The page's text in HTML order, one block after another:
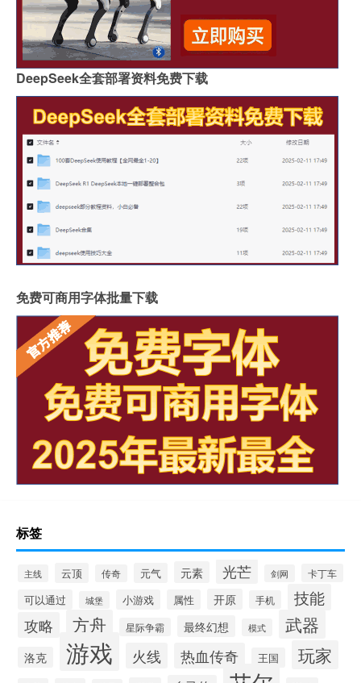
DeepSeek全套部署资料免费下载
免费可商用字体批量下载
标签
主线 云顶 传奇 元气 元素 光芒 剑网 卡丁车
可以通过 城堡 小游戏 属性 开原 手机 技能
攻略 方舟 星际争霸 最终幻想 模式 武器
洛克 游戏 火线 热血传奇 王国 玩家